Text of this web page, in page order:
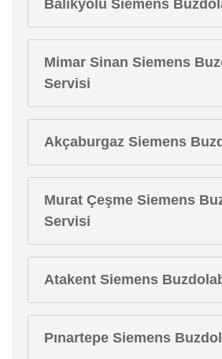
Balıkyolu Siemens
Mimar Sinan Siemens
Servisi
Akçaburgaz Siemens
Murat Çeşme Siemens
Servisi
Atakent Siemens
Pınartepe Siemens